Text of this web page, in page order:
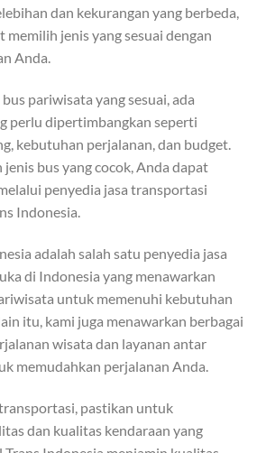
dan kekurangan yang berbeda,
memilih jenis yang sesuai dengan
Anda.
pariwisata yang sesuai, ada
perlu dipertimbangkan seperti
kebutuhan perjalanan, dan budget.
bus yang cocok, Anda dapat
penyedia jasa transportasi
Indonesia.
adalah salah satu penyedia jasa
di Indonesia yang menawarkan
untuk memenuhi kebutuhan
itu, kami juga menawarkan berbagai
wisata dan layanan antar
memudahkan perjalanan Anda.
pastikan untuk
dan kualitas kendaraan yang